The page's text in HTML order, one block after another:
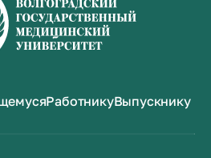
РаботникуВыпускнику